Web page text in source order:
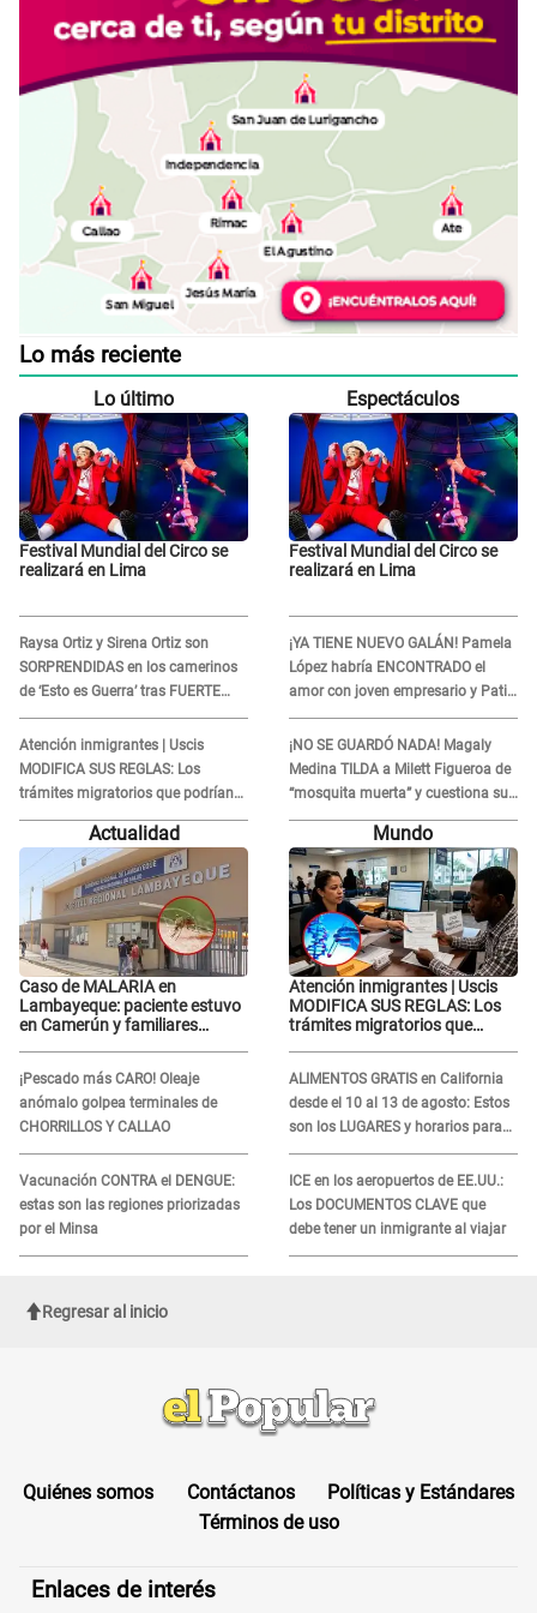
Lo más reciente
Lo último
Festival Mundial del Circo se
realizará en Lima
Raysa Ortiz y Sirena Ortiz son
SORPRENDIDAS en los camerinos
de ‘Esto es Guerra’ tras FUERTE
ENFRENTAMIENTO con Gabriel
Moisés: “Gracias”
Atención inmigrantes | Uscis
MODIFICA SUS REGLAS: Los
trámites migratorios que podrían
necesitar tu prueba de ADN
Espectáculos
Festival Mundial del Circo se
realizará en Lima
¡YA TIENE NUEVO GALÁN! Pamela
López habría ENCONTRADO el
amor con joven empresario y Pati
Lorena la ECHA en VIVO
¡NO SE GUARDÓ NADA! Magaly
Medina TILDA a Milett Figueroa de
“mosquita muerta” y cuestiona su
RECONCILIACIÓN con Marcelo
Tinelli en TV argentina
Actualidad
Caso de MALARIA en
Lambayeque: paciente estuvo
en Camerún y familiares
¡Pescado más CARO! Oleaje
anómalo golpea terminales de
CHORRILLOS Y CALLAO
Vacunación CONTRA el DENGUE:
estas son las regiones priorizadas
por el Minsa
Mundo
Atención inmigrantes | Uscis
MODIFICA SUS REGLAS: Los
trámites migratorios que
ALIMENTOS GRATIS en California
desde el 10 al 13 de agosto: Estos
son los LUGARES y horarios para
recibir la ayuda
ICE en los aeropuertos de EE.UU.:
Los DOCUMENTOS CLAVE que
debe tener un inmigrante al viajar
Regresar al inicio
Quiénes somos Contáctanos
Políticas y Estándares
Términos de uso
Enlaces de interés